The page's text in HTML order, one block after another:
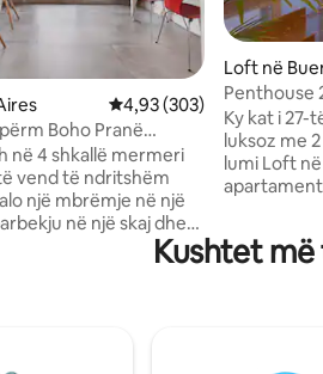
Vlerësimi mesatar 4,93
4,93 (303)
Boho Pranë
Palermo
në 4 shkallë mermeri
vend të ndritshëm
një mbrëmje në një
në një skaj dhe
romantike në
libër për të lexuar më
Loft në
Penthouse
dielli
Ky kat i 27-
luksoz me
lumi Loft
Prenotimi i
lejohet të
nga ditët e
Kushtet më